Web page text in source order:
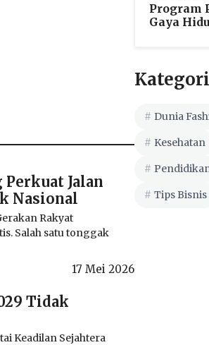
Jalan
Nasional
Rakyat
Salah satu tonggak
17 Mei 2026
Tidak
Keadilan Sejahtera
Program
Gaya
Kategori
Dunia
Kesehatan
Tips Bisnis